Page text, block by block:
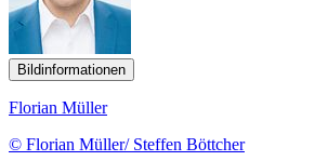
Bildinformationen
Florian Müller
© Florian Müller/ Steffen Böttcher